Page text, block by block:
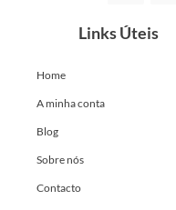
Links Úteis
Home
A minha conta
Blog
Sobre nós
Contacto